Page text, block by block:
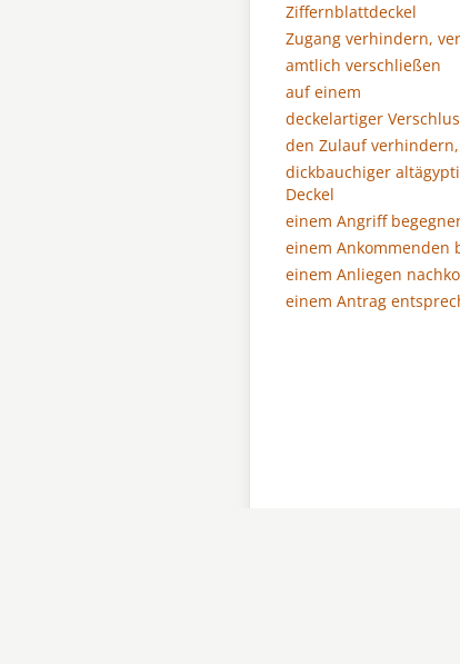
Ziffernblattdeckel
Zugang verhindern,
amtlich verschließen
auf einem
deckelartiger
den Zulauf
dickbauchiger
Deckel
einem Angriff
einem Ankommenden
einem Anliegen
einem Antrag